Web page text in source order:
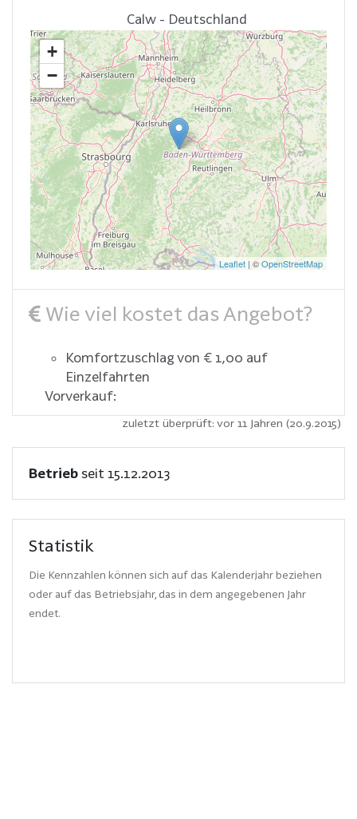
Calw - Deutschland
+
−
Leaflet | ©OpenStreetMap
Wie viel kostet das Angebot?
Komfortzuschlag von € 1,00 auf
Einzelfahrten
Vorverkauf:
zuletzt überprüft: vor 11 Jahren (20.9.2015)
Betrieb seit 15.12.2013
Statistik
Die Kennzahlen können sich auf das Kalenderjahr beziehen
oder auf das Betriebsjahr, das in dem angegebenen Jahr
endet.